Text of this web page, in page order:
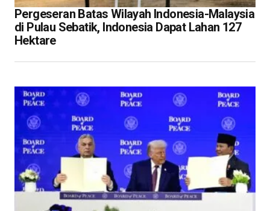
Pergeseran Batas Wilayah Indonesia-Malaysia
di Pulau Sebatik, Indonesia Dapat Lahan 127
Hektare